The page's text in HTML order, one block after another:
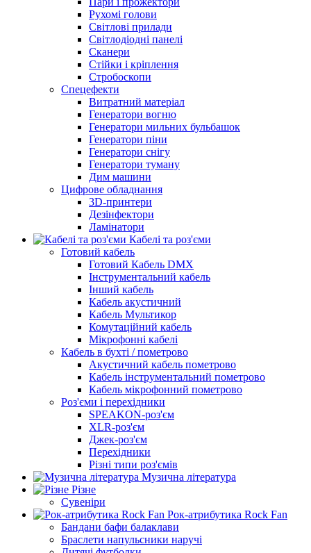
Рухомі голови
Світлові прилади
Світлодіодні панелі
Сканери
Стійки і кріплення
Стробоскопи
Спецефекти
Витратний матеріал
Генератори вогню
Генератори мильних бульбашок
Генератори піни
Генератори снігу
Генератори туману
Дим машини
Цифрове обладнання
3D-принтери
Дезінфектори
Ламінатори
Кабелі та роз'єми
Готовий кабель
Готовий Кабель DMX
Інструментальний кабель
Інший кабель
Кабель акустичний
Кабель Мультикор
Комутаційний кабель
Мікрофонні кабелі
Кабель в бухті / пометрово
Акустичний кабель пометрово
Кабель інструментальний пометрово
Кабель мікрофонний пометрово
Роз'єми і перехідники
SPEAKON-роз'єм
XLR-роз'єм
Джек-роз'єм
Перехідники
Різні типи роз'ємів
Музична література
Різне
Сувеніри
Рок-атрибутика Rock Fan
Бандани бафи балаклави
Браслети напульсники наручі